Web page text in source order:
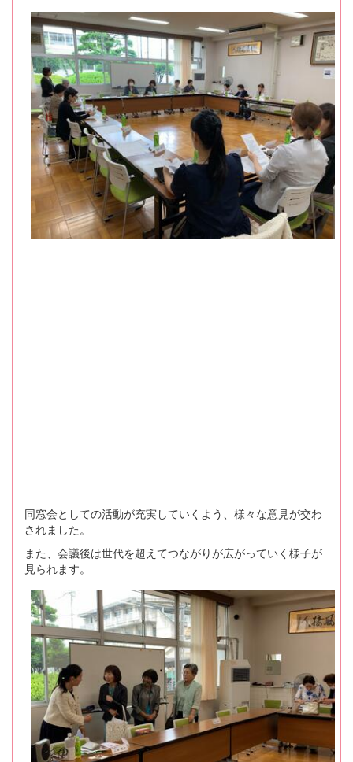
同窓会としての活動が充実していくよう、様々な意見が交わ
されました。
また、会議後は世代を超えてつながりが広がっていく様子が
見られます。